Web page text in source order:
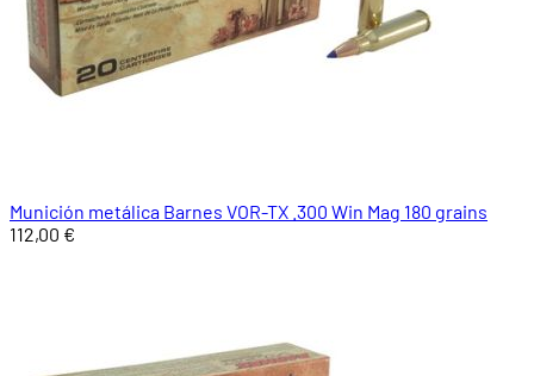
Munición metálica Barnes VOR-TX .300 Win Mag 180 grains
112,00 €